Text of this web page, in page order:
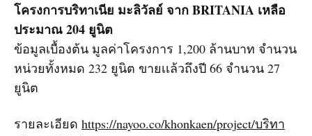
โครงการบริทาเนีย มะลิวัลย์ จาก BRITANIA เหลือ
ประมาณ 204 ยูนิต
ข้อมูลเบื้องต้น มูลค่าโครงการ 1,200 ล้านบาท จำนวน
หน่วยทั้งหมด 232 ยูนิต ขายเเล้วถึงปี 66 จำนวน 27
ยูนิต
รายละเอียด https://nayoo.co/khonkaen/project/บริทา